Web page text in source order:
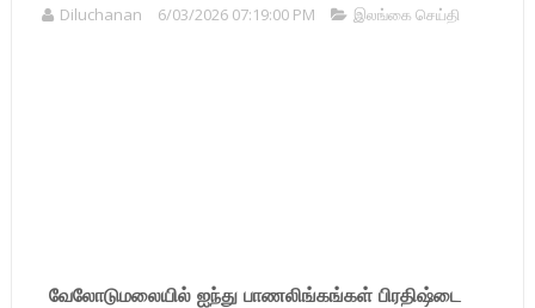
Diluchanan 6/03/2026 07:19:00 PM இலங்கை செய்தி
வேலோடுமலையில் ஐந்து பாணலிங்கங்கள் பிரதிஷ்டை